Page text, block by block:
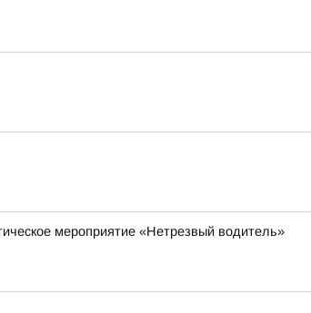
мероприятие «Нетрезвый водитель»